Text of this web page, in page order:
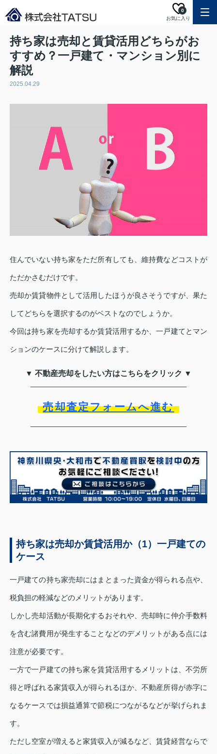
お気に入り
0
持ち家は売却と賃貸活用どちらがお
すすめ？一戸建て・マンション別に
解説
2025.04.29
住んでいない持ち家をただ所有しても、維持費などコストが
ただかさむだけです。
売却か賃貸物件として活用したほうが良さそうですが、果た
してどちらを選択するのがベストなのでしょうか。
今回は持ち家を売却するか賃貸活用するか、一戸建てとマン
ションのケースに分けて解説します。
▼ 不動産売却をしたい方はこちらをクリック ▼
売却査定フォームへ進む
持ち家は売却か賃貸活用か（1）一戸建ての
ケース
一戸建ての持ち家売却にはまとまった資金が得られる点や、
税負担の軽減などのメリットがあります。
しかし売却活動が長期化するおそれや、売却時に仲介手数料
を含む諸費用が発生することなどのデメリットがある点には
注意が必要です。
一方で一戸建ての持ち家を賃貸活用するメリットは、不労所
得と呼ばれる家賃収入が得られるほか、不動産所得が赤字に
なるケースでは損益通算で節税につながるなどが挙げられま
す。
ただし空室が増えると家賃収入が減るなど、賃貸経営ならで